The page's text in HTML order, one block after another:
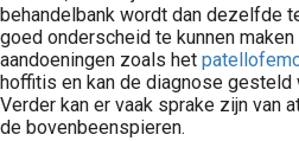
behandelbank wordt dan dezelfde
goed onderscheid te kunnen
aandoeningen zoals het
hoffitis en kan de diagnose gesteld
Verder kan er vaak sprake zijn van
de bovenbeenspieren.